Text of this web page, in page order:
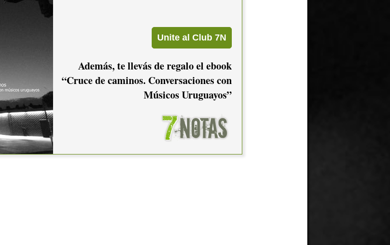
Además, te llevás de regalo el ebook
“Cruce de caminos. Conversaciones con
Músicos Uruguayos”